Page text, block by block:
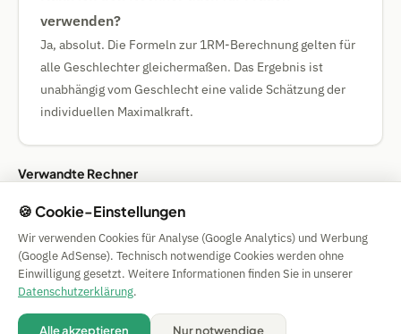
verwenden?
Ja, absolut. Die Formeln zur 1RM-Berechnung gelten für
alle Geschlechter gleichermaßen. Das Ergebnis ist
unabhängig vom Geschlecht eine valide Schätzung der
individuellen Maximalkraft.
Verwandte Rechner
🚲 Fahrrad-Rahmengrösse-Rechner
Impressum
| Privacy | Terms |
🍪 Cookies
🍪 Cookie-Einstellungen
Wir verwenden Cookies für Analyse (Google Analytics) und Werbung
(Google AdSense). Technisch notwendige Cookies werden ohne
Einwilligung gesetzt. Weitere Informationen finden Sie in unserer
Datenschutzerklärung.
Alle akzeptieren Nur notwendige